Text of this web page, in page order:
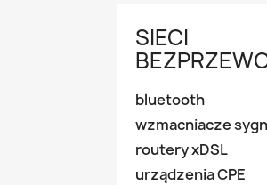
SIECI
bluetooth
wzmacniacze
routery xDSL
urządzenia CPE